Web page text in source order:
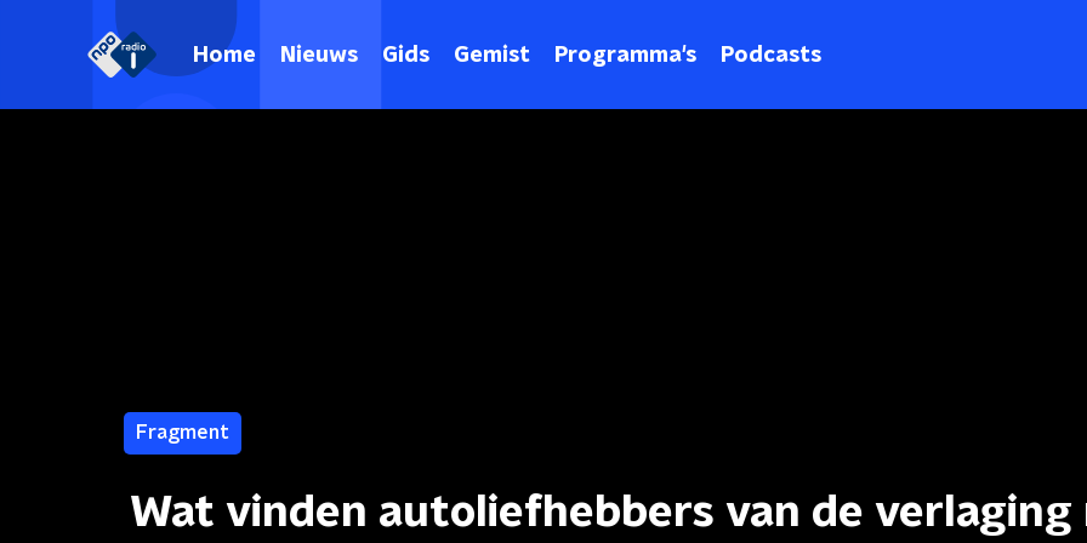
Home Nieuws Gids Gemist Programma's Podcasts
Fragment
Wat vinden autoliefhebbers van de verlaging